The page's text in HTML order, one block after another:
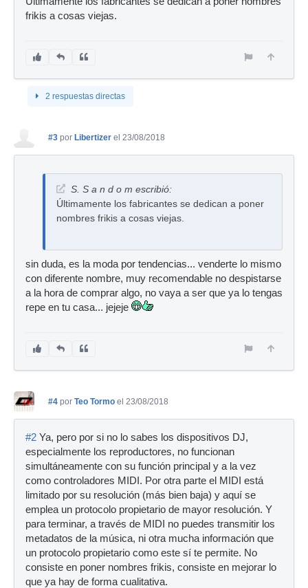
frikis a cosas viejas.
2 respuestas directas
#3 por Libertizer el 23/08/2018
S. S a n d o m escribió:
Últimamente los fabricantes se dedican a poner
nombres frikis a cosas viejas.
sin duda, es la moda por tendencias... venderte lo mismo
con diferente nombre, muy recomendable no despistarse
a la hora de comprar algo, no vaya a ser que ya lo tengas
repe en tu casa... jejeje
#4 por Teo Tormo el 23/08/2018
#2 Ya, pero por si no lo sabes los dispositivos DJ,
especialmente los reproductores, no funcionan
simultáneamente con su función principal y a la vez
como controladores MIDI. Por otra parte el MIDI está
limitado por su resolución (más bien baja) y aquí se
emplea un protocolo propietario de mayor resolución. Y
para terminar, a través de MIDI no puedes transmitir los
metadatos de la música, ni otra mucha información que
un protocolo propietario como este sí te permite. No
consiste en poner nombres frikis, consiste en mejorar lo
que ya hay de forma cualitativa.